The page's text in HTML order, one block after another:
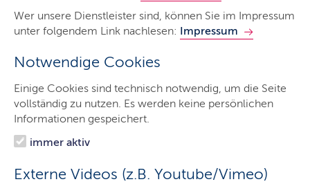
Wer unsere Dienstleister sind, können Sie im Impressum
unter folgendem Link nachlesen: Impressum
Notwendige Cookies
Einige Cookies sind technisch notwendig, um die Seite
vollständig zu nutzen. Es werden keine persönlichen
Informationen gespeichert.
immer aktiv
Externe Videos (z.B. Youtube/Vimeo)
Unternehmen zu stärken.